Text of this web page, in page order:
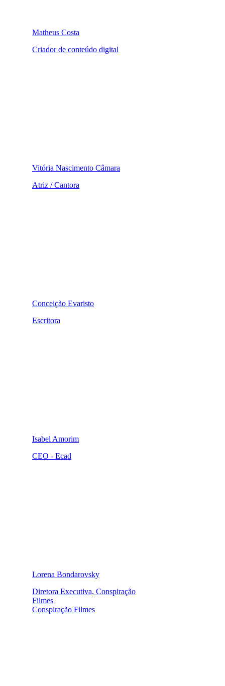
Matheus Costa
Criador de conteúdo digital
Vitória Nascimento Câmara
Atriz / Cantora
Conceição Evaristo
Escritora
Isabel Amorim
CEO - Ecad
Lorena Bondarovsky
Diretora Executiva, Conspiração
Filmes
Conspiração Filmes